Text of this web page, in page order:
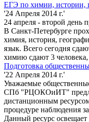
ЕГЭ по химии, истории,
'24 Апреля 2014 г.'
24 апреля - второй день
В Санкт-Петербурге
химия, история,
язык. Всего сегодня
химию сдают 3
Подготовка
'22 Апреля 2014 г.'
Уважаемые
СПб "РЦОКОиИТ"
дистанционным
процедуре наблюдения
Данный ресурс освещает